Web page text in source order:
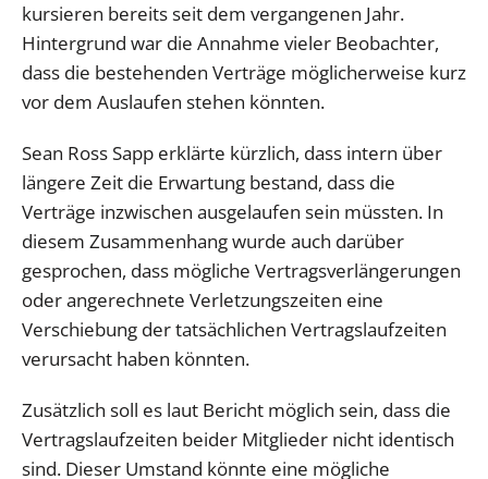
kursieren bereits seit dem vergangenen Jahr.
Hintergrund war die Annahme vieler Beobachter,
dass die bestehenden Verträge möglicherweise kurz
vor dem Auslaufen stehen könnten.
Sean Ross Sapp erklärte kürzlich, dass intern über
längere Zeit die Erwartung bestand, dass die
Verträge inzwischen ausgelaufen sein müssten. In
diesem Zusammenhang wurde auch darüber
gesprochen, dass mögliche Vertragsverlängerungen
oder angerechnete Verletzungszeiten eine
Verschiebung der tatsächlichen Vertragslaufzeiten
verursacht haben könnten.
Zusätzlich soll es laut Bericht möglich sein, dass die
Vertragslaufzeiten beider Mitglieder nicht identisch
sind. Dieser Umstand könnte eine mögliche